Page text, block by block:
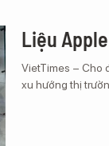
Liệu
VietTimes – Cho
xu hướng thị